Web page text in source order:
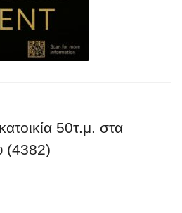
50τ.μ. στα
(4382)